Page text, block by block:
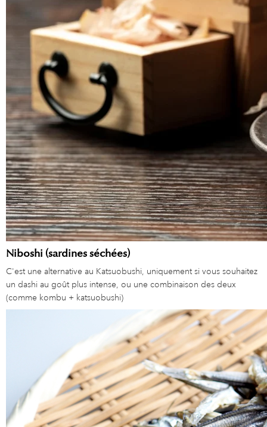
Niboshi (sardines séchées)
C'est une alternative au Katsuobushi, uniquement si vous souhaitez
un dashi au goût plus intense, ou une combinaison des deux
(comme kombu + katsuobushi)